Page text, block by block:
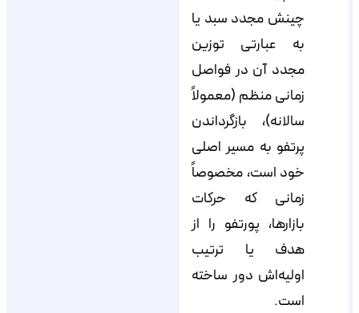
چینش مجدد سبد یا
به عبارتی توزین
مجدد آن در فواصل
زمانی منظم (معمولاً
سالانه)، بازگرداندن
پرتفو به مسیر اصلی
خود است، مخصوصاً
زمانی که حرکات
بازارها، پورتفو را از
هدف یا ترتیب
اولیه‌اش دور ساخته
است.